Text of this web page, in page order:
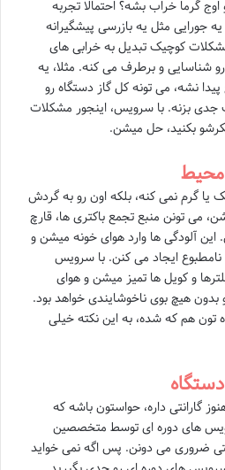
گرما خراب بشه؟ احتمالا تجربه
مثل یه بازرسی پیشگیرانه
کوچیک تبدیل به خرابی های
شناسایی و برطرف می کنه. مثلا، یه
نشه، می تونه کل گاز دستگاه رو
جدی بزنه. با سرویس، اینجور مشکلات
بکنید، حل میشن.
محیط
یا گرم نمی کنه، بلکه اون رو به گردش
می تونن منبع تجمع باکتری ها، قارچ
این آلودگی ها وارد هوای خونه میشن و
ایجاد می کنن. با سرویس
و کویل ها تمیز میشن و هوای
هیچ بوی ناخوشایندی خواهد بود.
تون هم که شده، به این نکته خیلی
گارانتی داره، حواستون باشه که
های دوره ای توسط متخصصین
ضروری می دونن. پس اگه نمی خواید